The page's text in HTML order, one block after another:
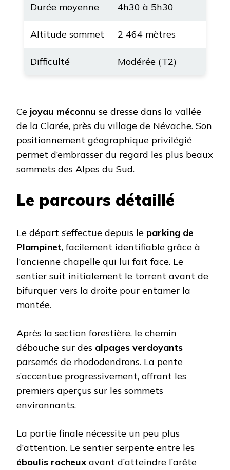
Durée moyenne 4h30 à 5h30
Altitude sommet 2 464 mètres
Difficulté Modérée (T2)
Ce joyau méconnu se dresse dans la vallée
de la Clarée, près du village de Névache. Son
positionnement géographique privilégié
permet d’embrasser du regard les plus beaux
sommets des Alpes du Sud.
Le parcours détaillé
Le départ s’effectue depuis le parking de
Plampinet, facilement identifiable grâce à
l’ancienne chapelle qui lui fait face. Le
sentier suit initialement le torrent avant de
bifurquer vers la droite pour entamer la
montée.
Après la section forestière, le chemin
débouche sur des alpages verdoyants
parsemés de rhododendrons. La pente
s’accentue progressivement, offrant les
premiers aperçus sur les sommets
environnants.
La partie finale nécessite un peu plus
d’attention. Le sentier serpente entre les
éboulis rocheux avant d’atteindre l’arête